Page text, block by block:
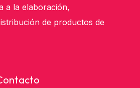
a la elaboración,
de productos de